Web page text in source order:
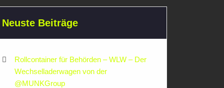
Neuste Beiträge
Rollcontainer für Behörden – WLW – Der
Wechselladerwagen von der
‪@MUNKGroup‬